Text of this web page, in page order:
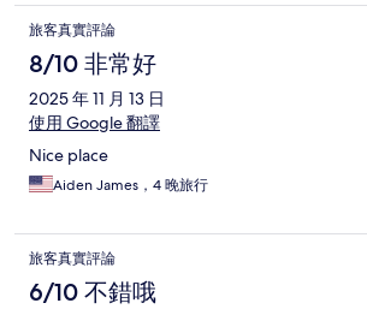
旅客真實評論
8/10 非常好
2025 年 11 月 13 日
使用 Google 翻譯
Nice place
Aiden James，4 晚旅行
旅客真實評論
6/10 不錯哦